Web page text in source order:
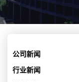
公司新闻
行业新闻